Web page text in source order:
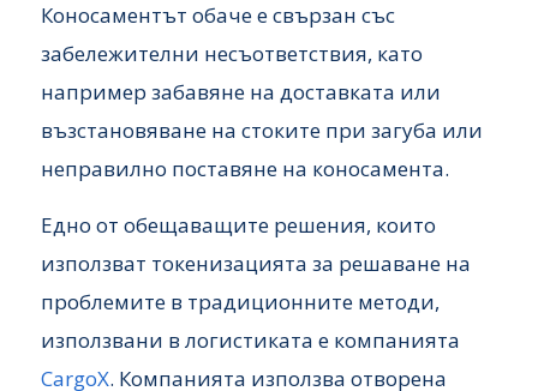
Коносаментът обаче е свързан със
забележителни несъответствия, като
например забавяне на доставката или
възстановяване на стоките при загуба или
неправилно поставяне на коносамента.
Едно от обещаващите решения, които
използват токенизацията за решаване на
проблемите в традиционните методи,
използвани в логистиката е компанията
CargoX. Компанията използва отворена